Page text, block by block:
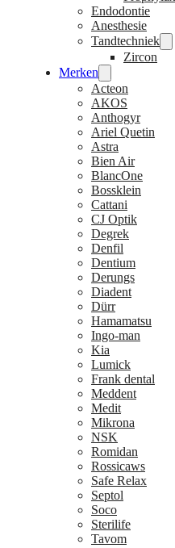
Endodontie
Anesthesie
Tandtechniek
Zircon
Merken
Acteon
AKOS
Anthogyr
Ariel Quetin
Astra
Bien Air
BlancOne
Bossklein
Cattani
CJ Optik
Degrek
Denfil
Dentium
Derungs
Diadent
Dürr
Hamamatsu
Ingo-man
Kia
Lumick
Frank dental
Meddent
Medit
Mikrona
NSK
Romidan
Rossicaws
Safe Relax
Septol
Soco
Sterilife
Tavom